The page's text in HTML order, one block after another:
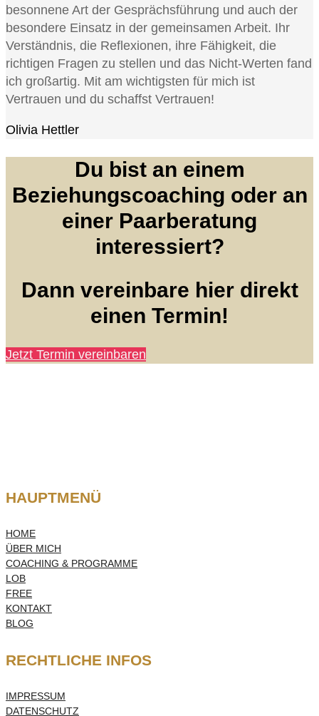
besonnene Art der Gesprächsführung und auch der
besondere Einsatz in der gemeinsamen Arbeit. Ihr
Verständnis, die Reflexionen, ihre Fähigkeit, die
richtigen Fragen zu stellen und das Nicht-Werten fand
ich großartig. Mit am wichtigsten für mich ist
Vertrauen und du schaffst Vertrauen!
Olivia Hettler
Du bist an einem
Beziehungscoaching oder an
einer Paarberatung
interessiert?
Dann vereinbare hier direkt
einen Termin!
Jetzt Termin vereinbaren
HAUPTMENÜ
HOME
ÜBER MICH
COACHING & PROGRAMME
LOB
FREE
KONTAKT
BLOG
RECHTLICHE INFOS
IMPRESSUM
DATENSCHUTZ